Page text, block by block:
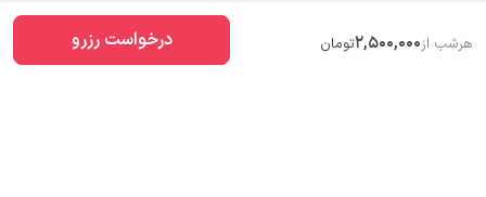
هرشب از2,500,000تومان درخواست رزرو